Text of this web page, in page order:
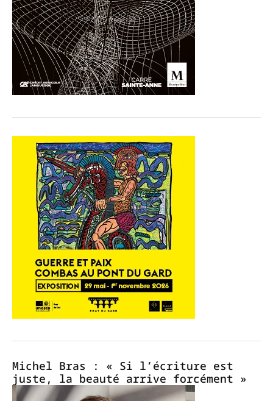
Michel Bras : « Si l’écriture est
juste, la beauté arrive forcément »